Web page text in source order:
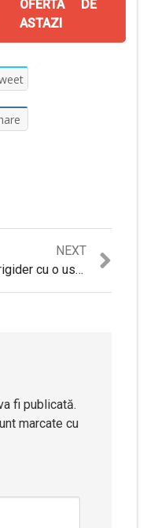
OFERTA DE
ASTAZI
NEXT
Frigider cu o usa Heinner HF-100NHA+, 93 l, Clasa A+, H 85 cm, Alb
fi publicată.
marcate cu